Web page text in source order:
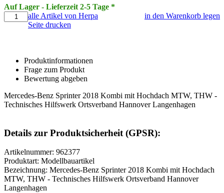
Auf Lager - Lieferzeit 2-5 Tage *
in den Warenkorb legen
alle Artikel von Herpa
Seite drucken
Produktinformationen
Frage zum Produkt
Bewertung abgeben
Mercedes-Benz Sprinter 2018 Kombi mit Hochdach MTW, THW -
Technisches Hilfswerk Ortsverband Hannover Langenhagen
Details zur Produktsicherheit (GPSR):
Artikelnummer: 962377
Produktart: Modellbauartikel
Bezeichnung: Mercedes-Benz Sprinter 2018 Kombi mit Hochdach
MTW, THW - Technisches Hilfswerk Ortsverband Hannover
Langenhagen